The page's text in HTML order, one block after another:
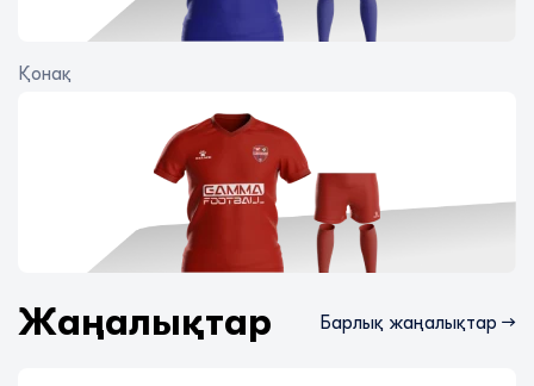
Қонақ
Жаңалықтар Барлық жаңалықтар →
«Жеңісті» қуу жалғасуда: Freedom
QJ League B 12-турының басты
оқиғалары
7 тамыз 2026